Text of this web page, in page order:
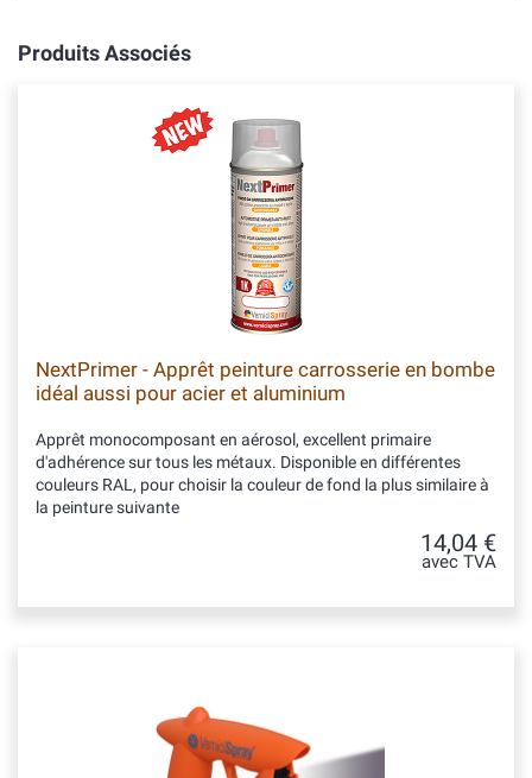
Produits Associés
NextPrimer - Apprêt peinture carrosserie en bombe
idéal aussi pour acier et aluminium
Apprêt monocomposant en aérosol, excellent primaire
d'adhérence sur tous les métaux. Disponible en différentes
couleurs RAL, pour choisir la couleur de fond la plus similaire à
la peinture suivante
14,04 €
avec TVA